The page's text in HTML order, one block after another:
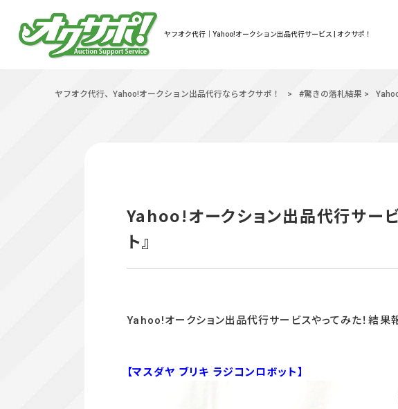
ヤフオク代行｜Yahoo!オークション出品代行サービス | オクサポ！
ヤフオク代行、Yahoo!オークション出品代行ならオクサポ！ > #驚きの落札結果 >
Yahoo!オークション出品代行サー
ト』
Yahoo!オークション出品代行サービスやってみた！結果
【マスダヤ ブリキ ラジコンロボット】